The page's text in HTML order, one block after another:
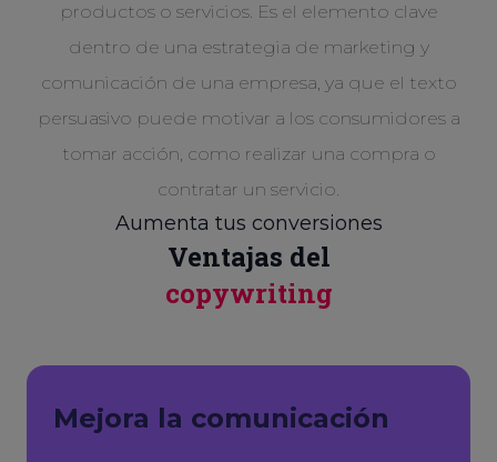
productos o servicios. Es el elemento clave
dentro de una estrategia de marketing y
comunicación de una empresa, ya que el texto
persuasivo puede motivar a los consumidores a
tomar acción, como realizar una compra o
contratar un servicio.
Aumenta tus conversiones
Ventajas del
copywriting
Mejora la comunicación